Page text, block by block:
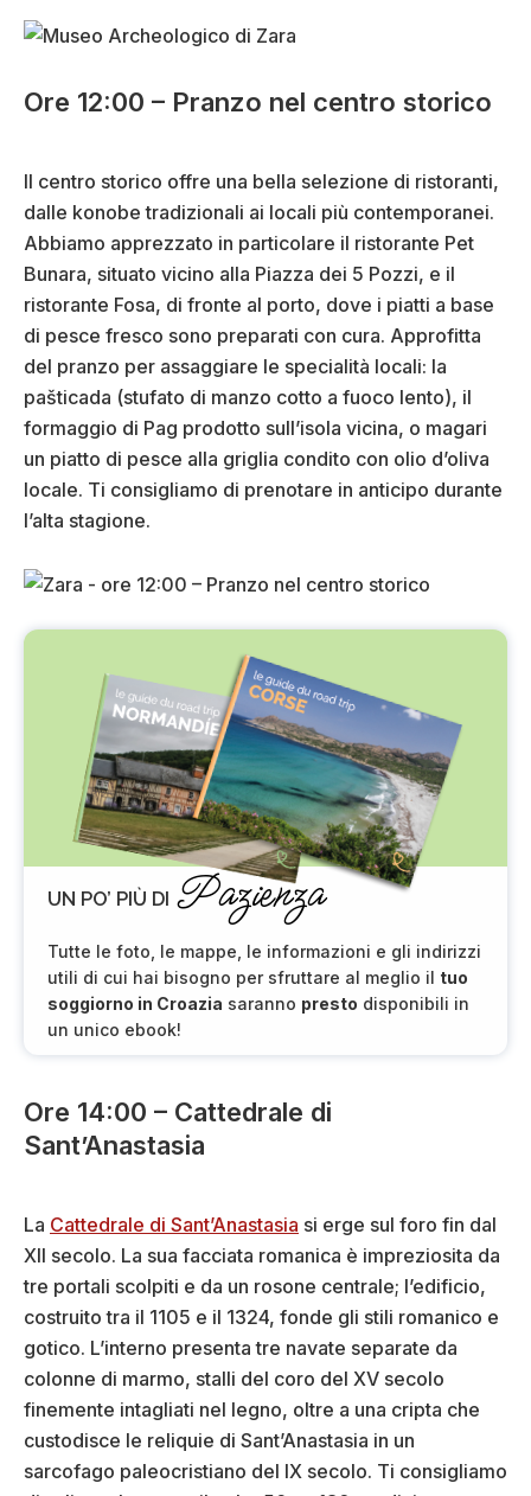
Ore 12:00 – Pranzo nel centro storico
Il centro storico offre una bella selezione di ristoranti,
dalle konobe tradizionali ai locali più contemporanei.
Abbiamo apprezzato in particolare il ristorante Pet
Bunara, situato vicino alla Piazza dei 5 Pozzi, e il
ristorante Fosa, di fronte al porto, dove i piatti a base
di pesce fresco sono preparati con cura. Approfitta
del pranzo per assaggiare le specialità locali: la
pašticada (stufato di manzo cotto a fuoco lento), il
formaggio di Pag prodotto sull’isola vicina, o magari
un piatto di pesce alla griglia condito con olio d’oliva
locale. Ti consigliamo di prenotare in anticipo durante
l’alta stagione.
UN PO’ PIÙ DI Pazienza
Tutte le foto, le mappe, le informazioni e gli indirizzi
utili di cui hai bisogno per sfruttare al meglio il tuo
soggiorno in Croazia saranno presto disponibili in
un unico ebook!
Ore 14:00 – Cattedrale di
Sant’Anastasia
La Cattedrale di Sant’Anastasia si erge sul foro fin dal
XII secolo. La sua facciata romanica è impreziosita da
tre portali scolpiti e da un rosone centrale; l’edificio,
costruito tra il 1105 e il 1324, fonde gli stili romanico e
gotico. L’interno presenta tre navate separate da
colonne di marmo, stalli del coro del XV secolo
finemente intagliati nel legno, oltre a una cripta che
custodisce le reliquie di Sant’Anastasia in un
sarcofago paleocristiano del IX secolo. Ti consigliamo